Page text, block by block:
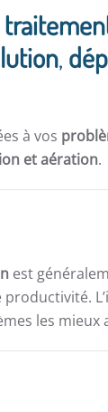
,
à vos
et aération.
est
les